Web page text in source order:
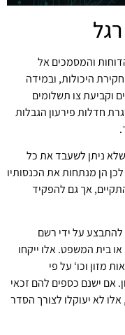
והמסמכים אל
היכולות, ובמידה
וקביעת צו תשלומים
חדלות פירעון הגבלות
ניתן לשעבד את כל
הן מנתחות את הכנסותיו
אך גם להפקיד
להתבצע על ידי רשם
בית המשפט. אלו ייקחו
מזון וכו‘ על פי
אם ישנם כספים להם זכאי
לא יעוקלו לצורך הסדר